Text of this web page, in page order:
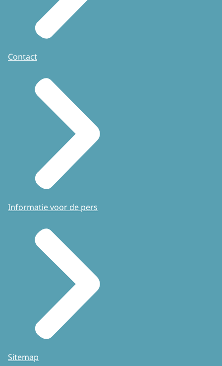
Contact
Informatie voor de pers
Sitemap